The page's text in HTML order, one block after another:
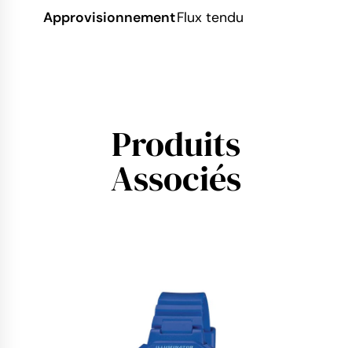
ApprovisionnementFlux tendu
Produits
Associés